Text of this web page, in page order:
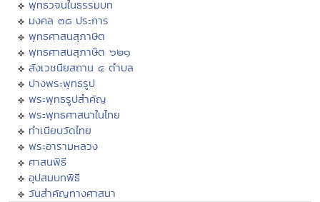
พุทธวจนในธรรมบท
มงคล ๓๘ ประการ
พุทธศาสนสุภาษิต
พุทธศาสนสุภาษิต ๖๒๑
สังเวชนียสถาน ๔ ตำบล
ปางพระพุทธรูป
พระพุทธรูปสำคัญ
พระพุทธศาสนาในไทย
ทำเนียบวัดไทย
พระอารามหลวง
ศาสนพิธี
อุปสมบทพิธี
วันสำคัญทางศาสนา